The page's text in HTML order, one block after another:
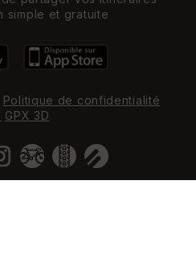
simple et gratuite
Politique de confidentialité
GPX 3D